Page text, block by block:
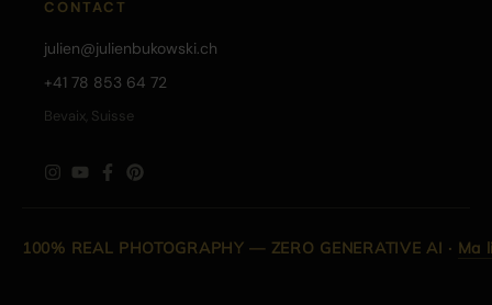
CONTACT
julien@julienbukowski.ch
+41 78 853 64 72
Bevaix, Suisse
100% REAL PHOTOGRAPHY — ZERO GENERATIVE AI · Ma